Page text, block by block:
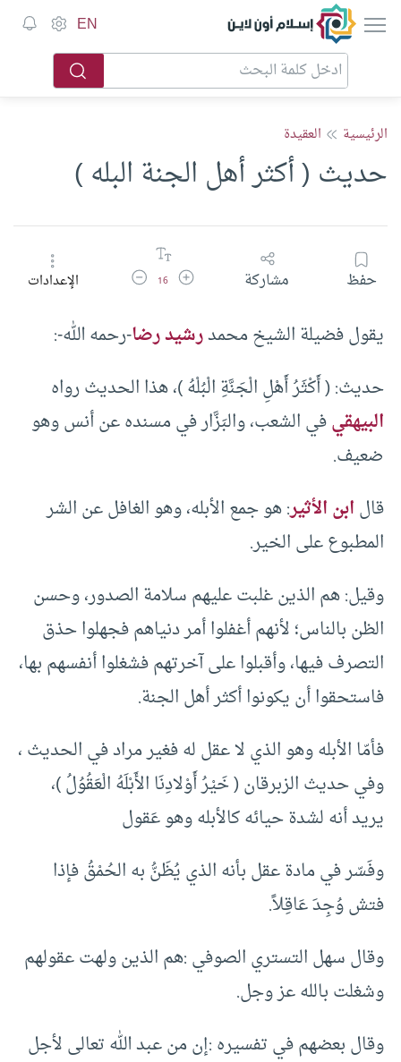
إسلام أون لاين EN
الرئيسية العقيدة
حديث ( أكثر أهل الجنة البله )
حفظ مشاركة زيادة حجم الخط
16 تقليل حجم الخطالإعدادات
يقول فضيلة الشيخ محمدرشيد رضا-رحمه الله-:
حديث: ( أَكْثَرُ أَهْلِ الْجَنَّةِ الْبُلْهُ )، هذا الحديث رواه
البيهقيفي الشعب، والبَزَّار في مسنده عن أنس وهو
ضعيف.
قالابن الأثير: هو جمع الأبله، وهو الغافل عن الشر
المطبوع على الخير.
وقيل: هم الذين غلبت عليهم سلامة الصدور، وحسن
الظن بالناس؛ لأنهم أغفلوا أمر دنياهم فجهلوا حذق
التصرف فيها، وأقبلوا على آخرتهم فشغلوا أنفسهم بها،
فاستحقوا أن يكونوا أكثر أهل الجنة.
فأمّا الأبله وهو الذي لا عقل له فغير مراد في الحديث ،
وفي حديث الزبرقان ( خَيْرُ أَوْلادِنَا الأَبْلَهُ الْعَقُوُلُ )،
يريد أنه لشدة حيائه كالأبله وهو عَقول
وفَسّر في مادة عقل بأنه الذي يُظَنُّ به الحُمْقُ فإذا
فتش وُجِدَ عَاقِلاً.
وقال سهل التستري الصوفي :هم الذين ولهت عقولهم
وشغلت بالله عز وجل.
وقال بعضهم في تفسيره :إن من عبد الله تعالى لأجل